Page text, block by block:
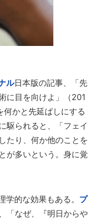
ル日本版の記事、「先
に目を向けよ」（201
何かと先延ばしにする
駆られると、「フェイ
たり、何か他のことを
が多いという。身に覚
的な効果もある。 プ
「なぜ、『明日からや